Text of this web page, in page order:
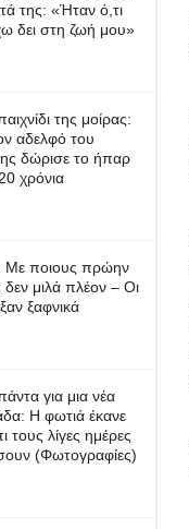
της: «Ήταν ό,τι
δει στη ζωή μου»
της μοίρας:
αδελφό του
δώρισε το ήπαρ
χρόνια
Με ποιους πρώην
δεν μιλά πλέον – Οι
ξαφνικά
για μια νέα
Η φωτιά έκανε
τους λίγες ημέρες
(Φωτογραφίες)